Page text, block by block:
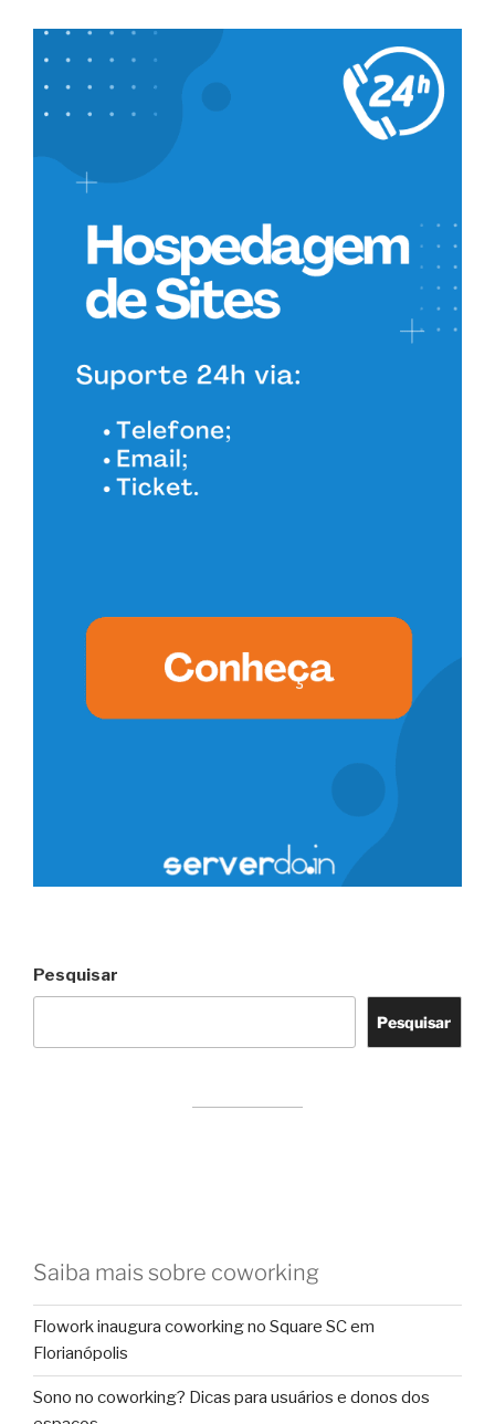
Pesquisar
Pesquisar
Saiba mais sobre coworking
Flowork inaugura coworking no Square SC em
Florianópolis
Sono no coworking? Dicas para usuários e donos dos